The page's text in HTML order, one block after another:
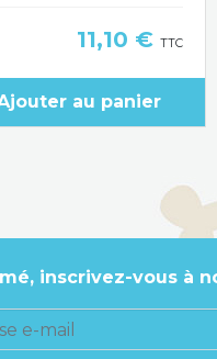
Prix
11,10 € TTC
au panier
inscrivez-vous à